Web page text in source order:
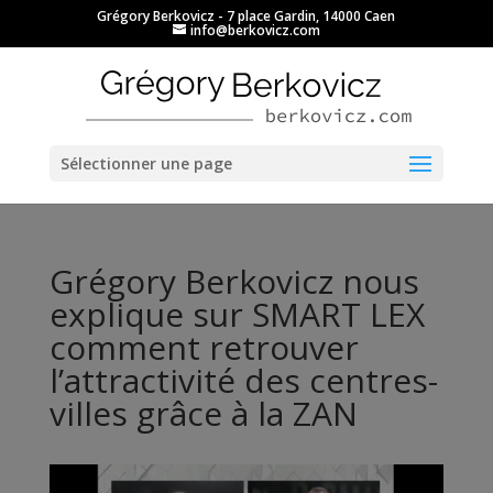
Ouvrir la barre d’outils
Grégory Berkovicz - 7 place Gardin, 14000 Caen
info@berkovicz.com
Sélectionner une page
Grégory Berkovicz nous
explique sur SMART LEX
comment retrouver
l’attractivité des centres-
villes grâce à la ZAN
Lecteur